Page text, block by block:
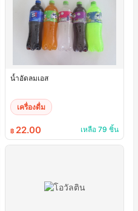
น้ำอัดลมเอส
เครื่องดื่ม
฿ 22.00 เหลือ 79 ชิ้น